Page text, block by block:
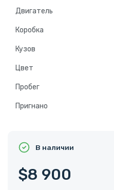
Двигатель
Коробка
Кузов
Цвет
Пробег
Пригнано
В наличии
$8 900